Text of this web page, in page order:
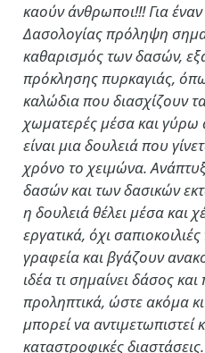
καούν άνθρωποι!!! Για
Δασολογίας πρόληψη
καθαρισμός των δασών,
πρόκλησης πυρκαγιάς,
καλώδια που διασχίζουν
χωματερές μέσα και
είναι μια δουλειά που
χρόνο το χειμώνα.
δασών και των δασικών
η δουλειά θέλει μέσα και
εργατικά, όχι
γραφεία και βγάζουν
ιδέα τι σημαίνει δάσος
προληπτικά, ώστε ακόμα
μπορεί να αντιμετωπιστεί
καταστροφικές